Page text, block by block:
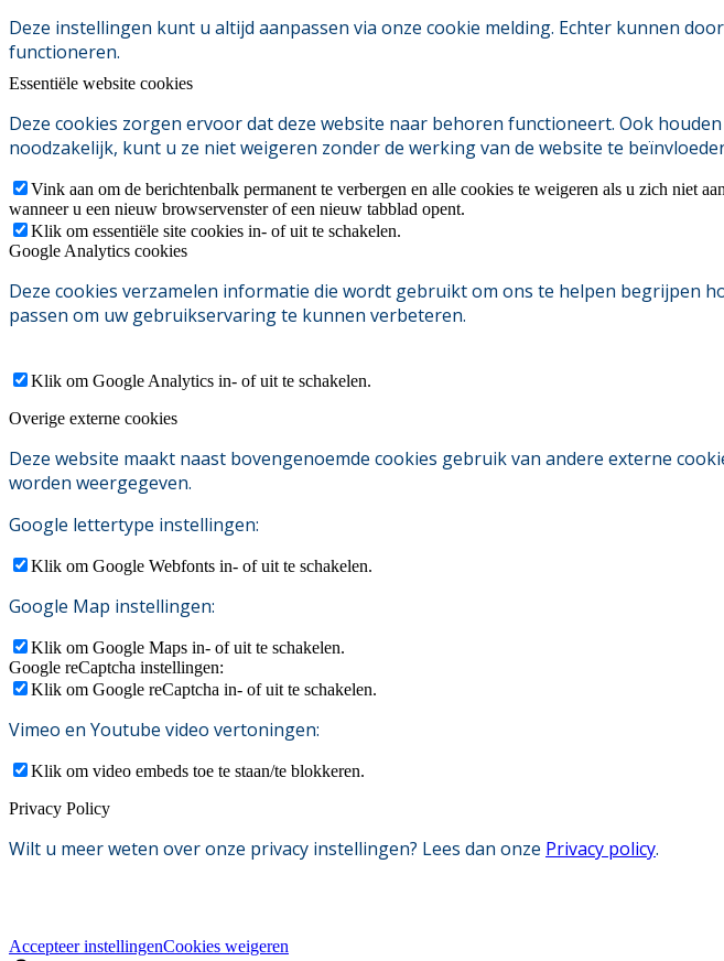
Deze instellingen kunt u altijd aanpassen via onze cookie melding. Echter kunnen
functioneren.
Essentiële website cookies
Deze cookies zorgen ervoor dat deze website naar behoren functioneert. Ook
noodzakelijk, kunt u ze niet weigeren zonder de werking van de website te
Vink aan om de berichtenbalk permanent te verbergen en alle cookies te weigeren als u zich niet
wanneer u een nieuw browservenster of een nieuw tabblad opent.
Klik om essentiële site cookies in- of uit te schakelen.
Google Analytics cookies
Deze cookies verzamelen informatie die wordt gebruikt om ons te helpen begrijpen
passen om uw gebruikservaring te kunnen verbeteren.
Klik om Google Analytics in- of uit te schakelen.
Overige externe cookies
Deze website maakt naast bovengenoemde cookies gebruik van andere externe
worden weergegeven.
Google lettertype instellingen:
Klik om Google Webfonts in- of uit te schakelen.
Google Map instellingen:
Klik om Google Maps in- of uit te schakelen.
Google reCaptcha instellingen:
Klik om Google reCaptcha in- of uit te schakelen.
Vimeo en Youtube video vertoningen:
Klik om video embeds toe te staan/te blokkeren.
Privacy Policy
Wilt u meer weten over onze privacy instellingen? Lees dan onze Privacy policy.
Accepteer instellingenCookies weigeren